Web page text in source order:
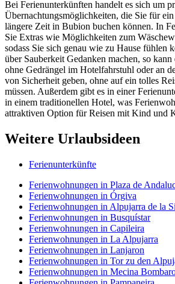
Bei Ferienunterkünften handelt es sich um
Übernachtungsmöglichkeiten, die Sie für ein
längere Zeit in Bubion buchen können. In
Sie Extras wie Möglichkeiten zum
sodass Sie sich genau wie zu Hause fühlen
über Sauberkeit Gedanken machen, so
ohne Gedrängel im Hotelfahrstuhl oder an
von Sicherheit geben, ohne auf ein tolles
müssen. Außerdem gibt es in einer
in einem traditionellen Hotel, was
attraktiven Option für Reisen mit Kind und
Weitere Urlaubsideen
Ferienunterkünfte
Ferienwohnungen in Plaza de
Ferienwohnungen in Órgiva
Ferienwohnungen in Alpujarra de la
Ferienwohnungen in Busquístar
Ferienwohnungen in Capileira
Ferienwohnungen in La Alpujarra
Ferienwohnungen in Lanjaron
Ferienwohnungen in Tor zu den
Ferienwohnungen in Mecina